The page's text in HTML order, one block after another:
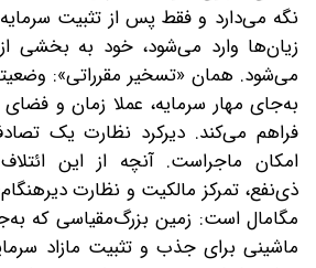
نگه می‌دارد و فقط پس از تثبیت
زیان‌ها وارد می‌شود، خود به بخشی
می‌شود. همان «تسخیر مقرراتی»:
به‌جای مهار سرمایه، عملا زمان و فضای
فراهم می‌کند. دیرکرد نظارت یک
امکان ماجراست. آنچه از این
ذی‌نفع، تمرکز مالکیت و نظارت
مگامال است: زمین بزرگ‌مقیاسی که
ماشینی برای جذب و تثبیت مازاد